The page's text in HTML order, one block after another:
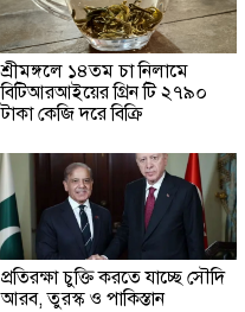
শ্রীমঙ্গলে ১৪তম চা নিলামে
বিটিআরআইয়ের গ্রিন টি ২৭৯০
টাকা কেজি দরে বিক্রি
প্রতিরক্ষা চুক্তি করতে যাচ্ছে সৌদি
আরব, তুরস্ক ও পাকিস্তান